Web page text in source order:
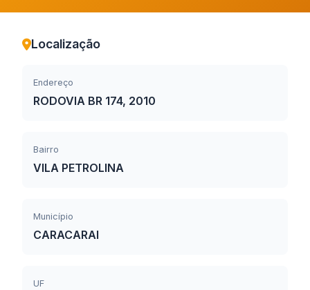
Localização
Endereço
RODOVIA BR 174, 2010
Bairro
VILA PETROLINA
Município
CARACARAI
UF